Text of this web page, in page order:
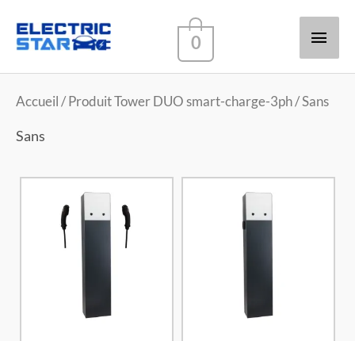
0
Accueil / Produit Tower DUO smart-charge-3ph / Sans
Sans